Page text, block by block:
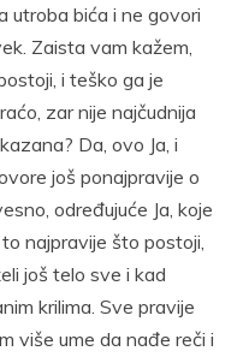
utroba bića i ne govori
Zaista vam kažem,
i teško ga je
zar nije najčudnija
Da, ovo Ja, i
još ponajpravije o
određujuće Ja, koje
najpravije što postoji,
još telo sve i kad
krilima. Sve pravije
više ume da nađe reči i